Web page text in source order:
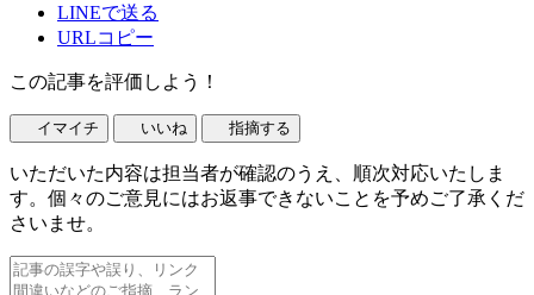
LINEで送る
URLコピー
この記事を評価しよう！
イマイチ いいね 指摘する
いただいた内容は担当者が確認のうえ、順次対応いたしま
す。個々のご意見にはお返事できないことを予めご了承くだ
さいませ。